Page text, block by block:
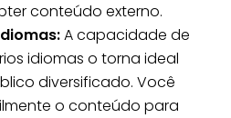
conteúdo externo.
A capacidade de
idiomas o torna ideal
diversificado. Você
o conteúdo para